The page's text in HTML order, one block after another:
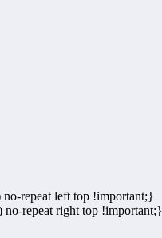
repeat left top !important;}
no-repeat right top !important;}